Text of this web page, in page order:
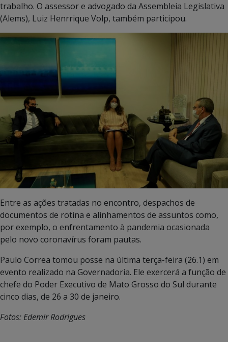
trabalho. O assessor e advogado da Assembleia Legislativa
(Alems), Luiz Henrrique Volp, também participou.
Entre as ações tratadas no encontro, despachos de
documentos de rotina e alinhamentos de assuntos como,
por exemplo, o enfrentamento à pandemia ocasionada
pelo novo coronavírus foram pautas.
Paulo Correa tomou posse na última terça-feira (26.1) em
evento realizado na Governadoria. Ele exercerá a função de
chefe do Poder Executivo de Mato Grosso do Sul durante
cinco dias, de 26 a 30 de janeiro.
Fotos: Edemir Rodrigues